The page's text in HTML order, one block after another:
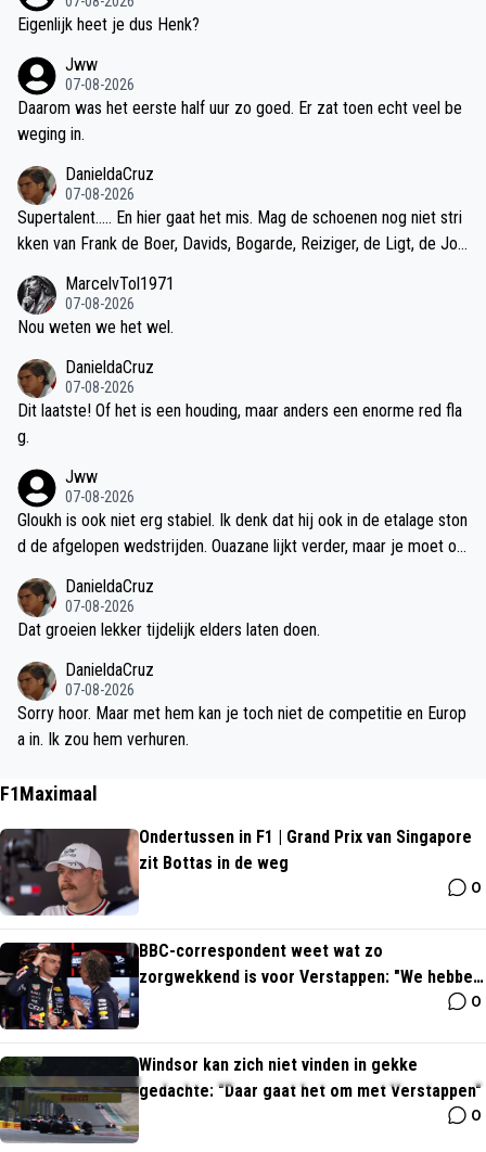
Eigenlijk heet je dus Henk?
Jww
07-08-2026
Daarom was het eerste half uur zo goed. Er zat toen echt veel be
weging in.
DanieldaCruz
07-08-2026
Supertalent….. En hier gaat het mis. Mag de schoenen nog niet stri
kken van Frank de Boer, Davids, Bogarde, Reiziger, de Ligt, de Jon
MarcelvTol1971
07-08-2026
Nou weten we het wel.
DanieldaCruz
07-08-2026
Dit laatste! Of het is een houding, maar anders een enorme red fla
g.
Jww
07-08-2026
Gloukh is ook niet erg stabiel. Ik denk dat hij ook in de etalage ston
d de afgelopen wedstrijden. Ouazane lijkt verder, maar je moet oo
DanieldaCruz
07-08-2026
Dat groeien lekker tijdelijk elders laten doen.
DanieldaCruz
07-08-2026
Sorry hoor. Maar met hem kan je toch niet de competitie en Europ
a in. Ik zou hem verhuren.
F1Maximaal
Ondertussen in F1 | Grand Prix van Singapore
zit Bottas in de weg
0
BBC-correspondent weet wat zo
zorgwekkend is voor Verstappen: "We hebben
0
Windsor kan zich niet vinden in gekke
gedachte: "Daar gaat het om met Verstappen"
0